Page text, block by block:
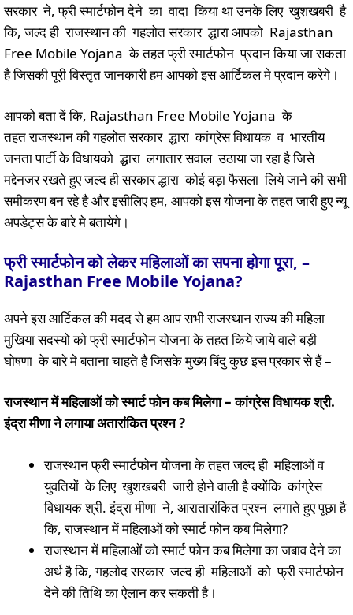
सरकार ने, फ्री स्मार्टफोन देने का वादा किया था उनके लिए खुशखबरी है
कि, जल्द ही राजस्थान की गहलोत सरकार द्धारा आपको Rajasthan
Free Mobile Yojana के तहत फ्री स्मार्टफोन प्रदान किया जा सकता
है जिसकी पूरी विस्तृत जानकारी हम आपको इस आर्टिकल मे प्रदान करेगे।
आपको बता दें कि, Rajasthan Free Mobile Yojana के
तहत राजस्थान की गहलोत सरकार द्धारा कांग्रेस विधायक व भारतीय
जनता पार्टी के विधायको द्धारा लगातार सवाल उठाया जा रहा है जिसे
मद्देनजर रखते हुए जल्द ही सरकार द्धारा कोई बड़ा फैसला लिये जाने की सभी
समीकरण बन रहे है और इसीलिए हम, आपको इस योजना के तहत जारी हुए न्यू
अपडेट्स के बारे मे बतायेगे।
फ्री स्मार्टफोन को लेकर महिलाओं का सपना होगा पूरा, –
Rajasthan Free Mobile Yojana?
अपने इस आर्टिकल की मदद से हम आप सभी राजस्थान राज्य की महिला
मुखिया सदस्यो को फ्री स्मार्टफोन योजना के तहत किये जाये वाले बड़ी
घोषणा के बारे मे बताना चाहते है जिसके मुख्य बिंदु कुछ इस प्रकार से हैं –
राजस्थान में महिलाओं को स्मार्ट फोन कब मिलेगा–कांग्रेस विधायक श्री.
इंद्रा मीणा ने लगाया अतारांकित प्रश्न?
राजस्थान फ्री स्मार्टफोन योजना के तहत जल्द ही महिलाओं व
युवतियों के लिए खुशखबरी जारी होने वाली है क्योंकि कांग्रेस
विधायक श्री. इंद्रा मीणा ने, आरातारांकित प्रश्न लगाते हुए पूछा है
कि, राजस्थान में महिलाओं को स्मार्ट फोन कब मिलेगा?
राजस्थान में महिलाओं को स्मार्ट फोन कब मिलेगा का जबाव देने का
अर्थ है कि, गहलोद सरकार जल्द ही महिलाओं को फ्री स्मार्टफोन
देने की तिथि का ऐलान कर सकती है।